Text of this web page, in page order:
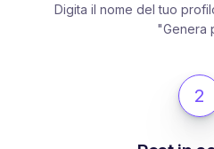
Digita il nome del tuo
"Genera
2